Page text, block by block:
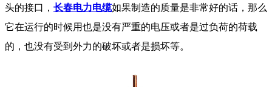
头的接口， 长春电力电缆如果制造的质量是非常好的话，那么
它在运行的时候用也是没有严重的电压或者是过负荷的荷载
的，也没有受到外力的破坏或者是损坏等。